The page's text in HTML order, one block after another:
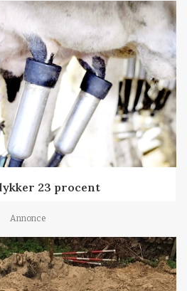
23 procent
Annonce